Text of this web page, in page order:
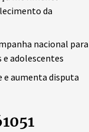
da
nacional para
e adolescentes
e aumenta disputa